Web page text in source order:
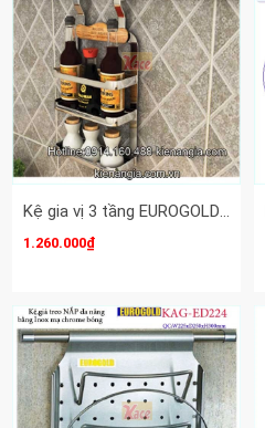
Kệ gia vị 3 tầng EUROGOLD KAG-ED227
1.260.000₫